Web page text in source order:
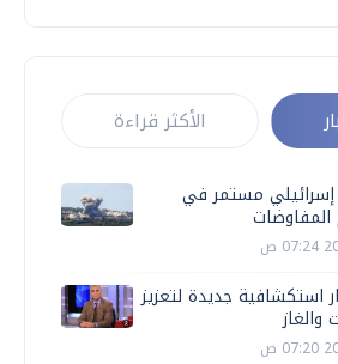
الأكثر قراءة
مستمر في
المفاوضات
404 آبار استكشافية جديدة لتعزيز